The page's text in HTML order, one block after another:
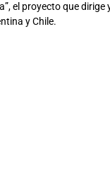
el proyecto que
y Chile.